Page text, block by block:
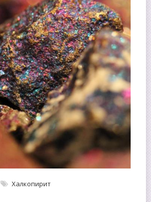
Халкопирит